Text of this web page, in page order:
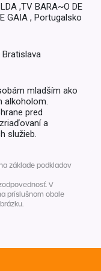
,TV BARA~O DE
GAIA , Portugalsko
Bratislava
mladším ako
alkoholom.
pred
a
služieb.
základe podkladov
V
príslušnom obale